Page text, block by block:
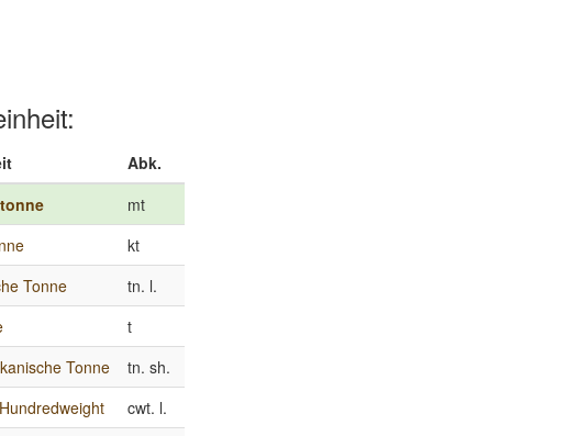
Abk.
mt
kt
Tonne
tn. l.
t
Tonne
tn. sh.
cwt. l.